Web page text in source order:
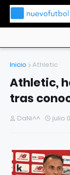
Inicio Athletic
Athletic,
tras
DaNi^^ julio